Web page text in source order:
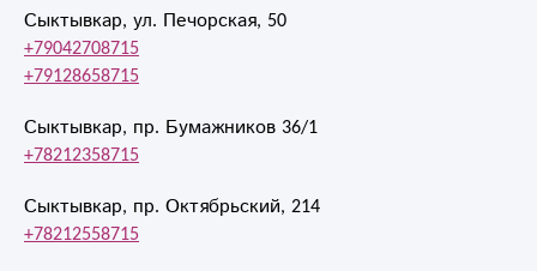
Сыктывкар, ул. Печорская, 50
+79042708715
+79128658715
Сыктывкар, пр. Бумажников 36/1
+78212358715
Сыктывкар, пр. Октябрьский, 214
+78212558715